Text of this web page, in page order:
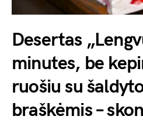
Desertas
minutes, be
ruošiu su
braškėmis –